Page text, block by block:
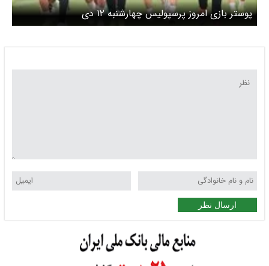
پوستر بازی امروز پرسپولیس چهارشنبه ۱۲ دی
ارسال نظر